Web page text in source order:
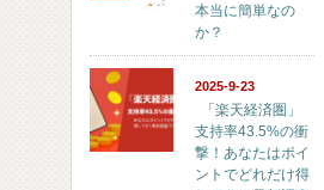
本当に簡単なの
か？
2025-9-23
「楽天経済圏」
支持率43.5%の衝
撃！あなたはポイ
ントでどれだけ得